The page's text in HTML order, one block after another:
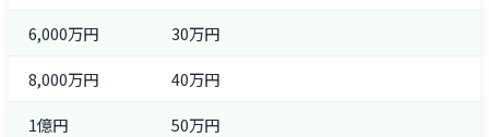
6,000万円
30万円
8,000万円
40万円
1億円
50万円